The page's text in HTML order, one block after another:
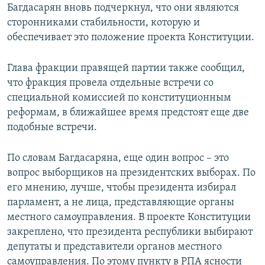
Багдасарян вновь подчеркнул, что они являются
сторонниками стабильности, которую и
обеспечивает это положение проекта Конституции.
Глава фракции правящей партии также сообщил,
что фракция провела отдельные встречи со
специальной комиссией по конституционным
реформам, в ближайшее время предстоят еще две
подобные встречи.
По словам Багдасаряна, еще один вопрос – это
вопрос выборщиков на президентских выборах. По
его мнению, лучше, чтобы президента избирал
парламент, а не лица, представляющие органы
местного самоуправления. В проекте Конституции
закреплено, что президента республики выбирают
депутаты и представители органов местного
самоуправления. По этому пункту в РПА ясности